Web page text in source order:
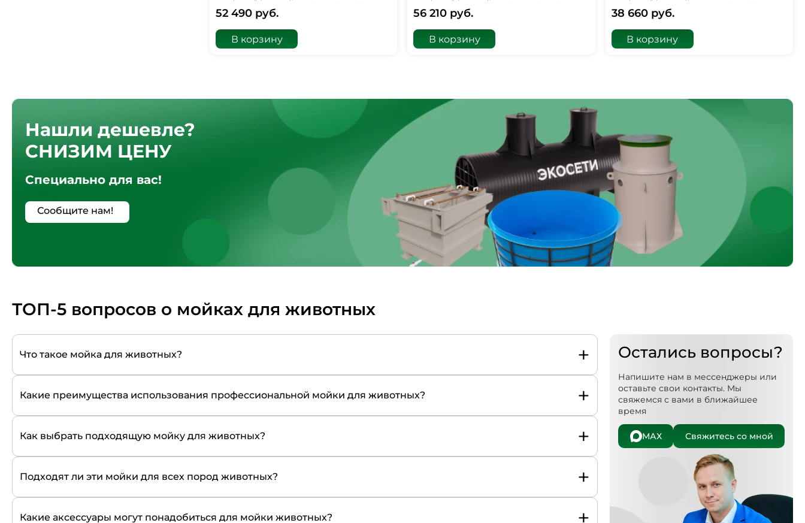
52 490 руб.
В корзину
56 210 руб.
В корзину
38 660 руб.
В корзину
Нашли дешевле?
СНИЗИМ ЦЕНУ
Специально для вас!
Сообщите нам!
ТОП-5 вопросов о мойках для животных
Что такое мойка для животных? +
Какие преимущества использования профессиональной мойки для животных? +
Как выбрать подходящую мойку для животных? +
Подходят ли эти мойки для всех пород животных? +
Какие аксессуары могут понадобиться для мойки животных? +
Остались вопросы?
Напишите нам в мессенджеры или
оставьте свои контакты. Мы
свяжемся с вами в ближайшее
время
МАХ Свяжитесь со мной